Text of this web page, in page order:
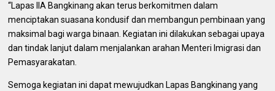
“Lapas IIA Bangkinang akan terus berkomitmen dalam
menciptakan suasana kondusif dan membangun pembinaan yang
maksimal bagi warga binaan. Kegiatan ini dilakukan sebagai upaya
dan tindak lanjut dalam menjalankan arahan Menteri Imigrasi dan
Pemasyarakatan.
Semoga kegiatan ini dapat mewujudkan Lapas Bangkinang yang